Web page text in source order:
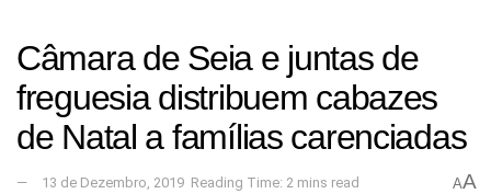
Câmara de Seia e juntas de
freguesia distribuem cabazes
de Natal a famílias carenciadas
13 de Dezembro, 2019 Reading Time: 2 mins read AA